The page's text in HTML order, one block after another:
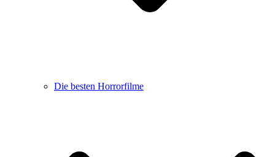
Die besten Horrorfilme